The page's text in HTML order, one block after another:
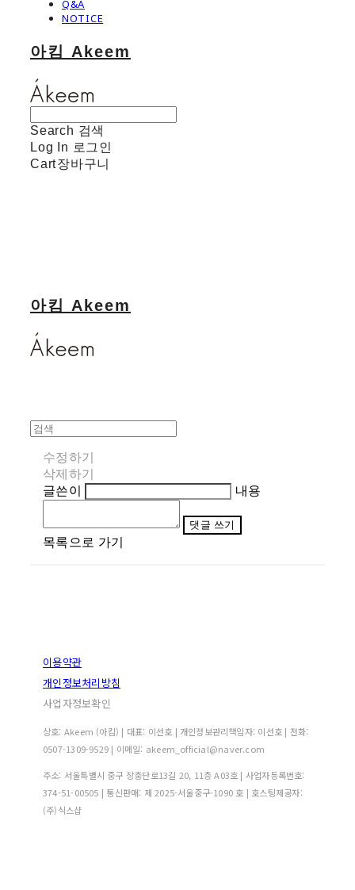
Q&A
NOTICE
아킴 Akeem
Search 검색
Log In 로그인
Cart장바구니
아킴 Akeem
수정하기
삭제하기
글쓴이
내용
댓글 쓰기
목록으로 가기
이용약관
개인정보처리방침
사업자정보확인
상호: Akeem (아킴) | 대표: 이선호 | 개인정보관리책임자: 이선호 | 전화:
0507-1309-9529 | 이메일: akeem_official@naver.com
주소: 서울특별시 중구 장충단로13길 20, 11층 A03호 | 사업자등록번호:
374-51-00505 | 통신판매: 제 2025-서울중구-1090 호 | 호스팅제공자:
(주)식스샵